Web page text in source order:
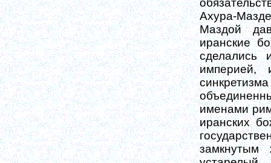
Ахура-
Маздой
иранские
сделались
империей,
именами
иранских
замкнутым